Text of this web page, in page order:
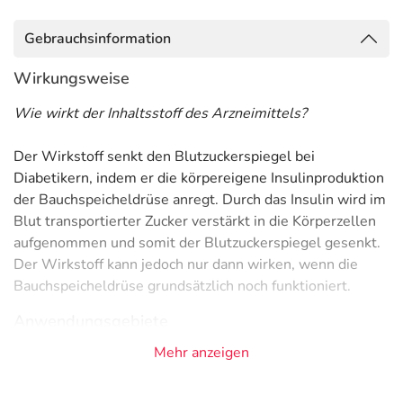
Gebrauchsinformation
Wirkungsweise
Wie wirkt der Inhaltsstoff des Arzneimittels?
Der Wirkstoff senkt den Blutzuckerspiegel bei
Diabetikern, indem er die körpereigene Insulinproduktion
der Bauchspeicheldrüse anregt. Durch das Insulin wird im
Blut transportierter Zucker verstärkt in die Körperzellen
aufgenommen und somit der Blutzuckerspiegel gesenkt.
Der Wirkstoff kann jedoch nur dann wirken, wenn die
Bauchspeicheldrüse grundsätzlich noch funktioniert.
- Diabetes mellitus Typ 2 (Zuckerkrankheit)
Mehr anzeigen